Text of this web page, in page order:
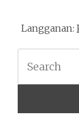
Langganan: